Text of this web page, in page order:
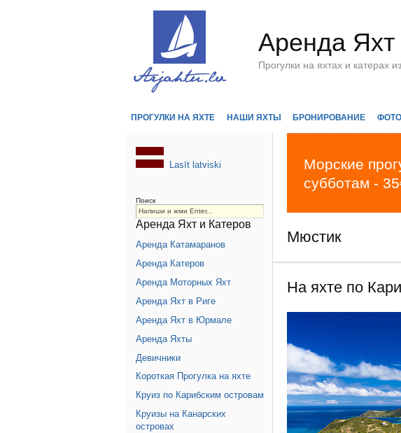
Аренда Яхт
Прогулки на яхтах и
ПРОГУЛКИ НА ЯХТЕ НАШИ ЯХТЫ БРОНИРОВАНИЕ
Морские
субботам -
Мюстик
На яхте по
Lasīt latviski
Поиск
Аренда Яхт и Катеров
Аренда Катамаранов
Аренда Катеров
Аренда Моторных Яхт
Аренда Яхт в Риге
Аренда Яхт в Юрмале
Аренда Яхты
Девичники
Короткая Прогулка на яхте
Круиз по Карибским островам
Круизы на Канарских
островах